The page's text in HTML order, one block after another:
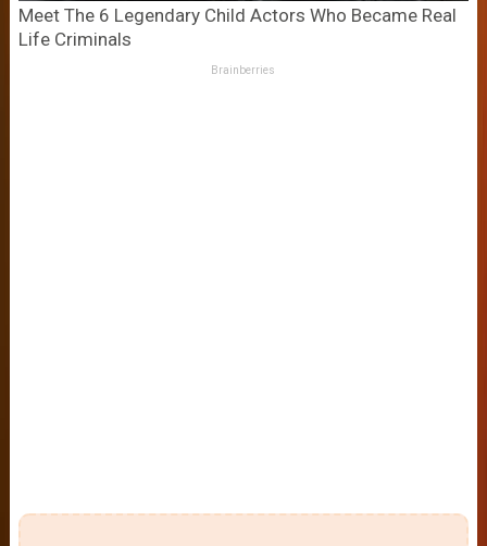
Meet The 6 Legendary Child Actors Who Became Real
Life Criminals
Brainberries